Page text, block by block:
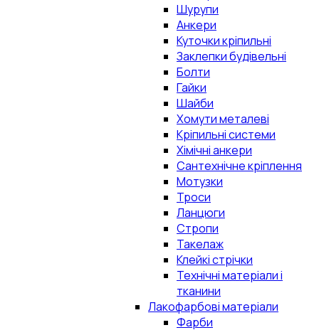
Шурупи
Анкери
Куточки кріпильні
Заклепки будівельні
Болти
Гайки
Шайби
Хомути металеві
Кріпильні системи
Хімічні анкери
Сантехнічне кріплення
Мотузки
Троси
Ланцюги
Стропи
Такелаж
Клейкі стрічки
Технічні матеріали і
тканини
Лакофарбові матеріали
Фарби